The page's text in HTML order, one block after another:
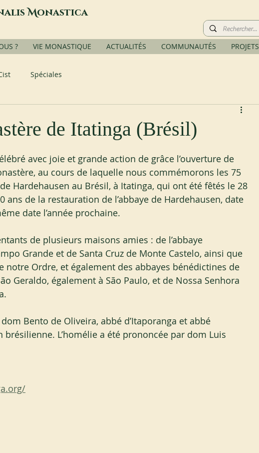
Monastica
? VIE MONASTIQUE ACTUALITÉS COMMUNAUTÉS PROJETS
Spéciales
de Itatinga (Brésil)
avec joie et grande action de grâce l’ouverture de
au cours de laquelle nous commémorons les 75
Hardehausen au Brésil, à Itatinga, qui ont été fêtés le 28
ans de la restauration de l’abbaye de Hardehausen, date
date l’année prochaine.
de plusieurs maisons amies : de l’abbaye
Grande et de Santa Cruz de Monte Castelo, ainsi que
notre Ordre, et également des abbayes bénédictines de
Geraldo, également à São Paulo, et de Nossa Senhora
Bento de Oliveira, abbé d’Itaporanga et abbé
L’homélie a été prononcée par dom Luis